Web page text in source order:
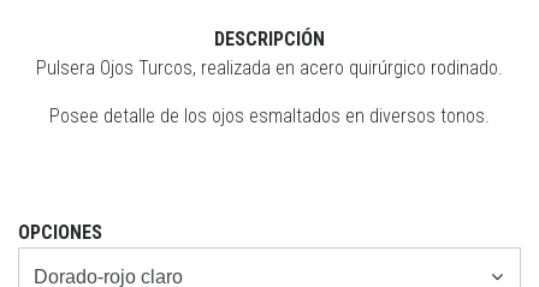
DESCRIPCIÓN
Pulsera Ojos Turcos, realizada en acero quirúrgico rodinado.
Posee detalle de los ojos esmaltados en diversos tonos.
OPCIONES